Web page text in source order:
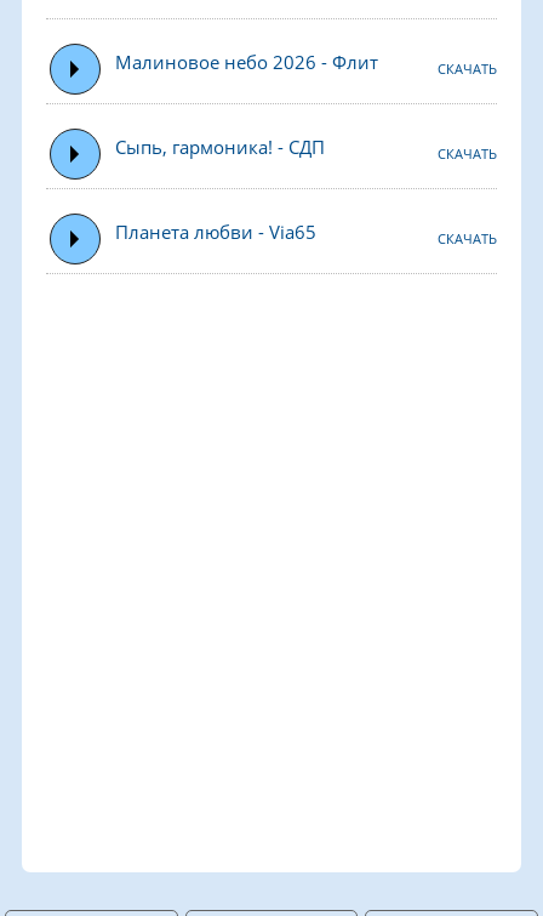
Малиновое небо 2026 - Флит СКАЧАТЬ
Сыпь, гармоника! - СДП СКАЧАТЬ
Планета любви - Via65 СКАЧАТЬ